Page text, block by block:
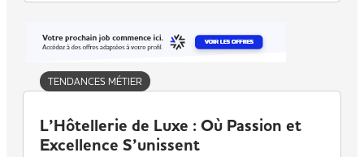
TENDANCES MÉTIER
L’Hôtellerie de Luxe : Où Passion et
Excellence S’unissent